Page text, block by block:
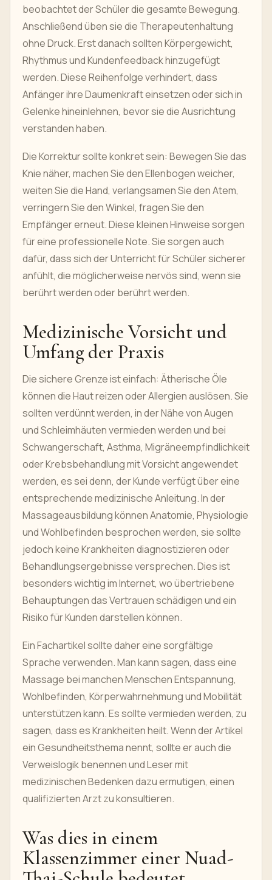
beobachtet der Schüler die gesamte Bewegung.
Anschließend üben sie die Therapeutenhaltung
ohne Druck. Erst danach sollten Körpergewicht,
Rhythmus und Kundenfeedback hinzugefügt
werden. Diese Reihenfolge verhindert, dass
Anfänger ihre Daumenkraft einsetzen oder sich in
Gelenke hineinlehnen, bevor sie die Ausrichtung
verstanden haben.
Die Korrektur sollte konkret sein: Bewegen Sie das
Knie näher, machen Sie den Ellenbogen weicher,
weiten Sie die Hand, verlangsamen Sie den Atem,
verringern Sie den Winkel, fragen Sie den
Empfänger erneut. Diese kleinen Hinweise sorgen
für eine professionelle Note. Sie sorgen auch
dafür, dass sich der Unterricht für Schüler sicherer
anfühlt, die möglicherweise nervös sind, wenn sie
berührt werden oder berührt werden.
Medizinische Vorsicht und
Umfang der Praxis
Die sichere Grenze ist einfach: Ätherische Öle
können die Haut reizen oder Allergien auslösen. Sie
sollten verdünnt werden, in der Nähe von Augen
und Schleimhäuten vermieden werden und bei
Schwangerschaft, Asthma, Migräneempfindlichkeit
oder Krebsbehandlung mit Vorsicht angewendet
werden, es sei denn, der Kunde verfügt über eine
entsprechende medizinische Anleitung. In der
Massageausbildung können Anatomie, Physiologie
und Wohlbefinden besprochen werden, sie sollte
jedoch keine Krankheiten diagnostizieren oder
Behandlungsergebnisse versprechen. Dies ist
besonders wichtig im Internet, wo übertriebene
Behauptungen das Vertrauen schädigen und ein
Risiko für Kunden darstellen können.
Ein Fachartikel sollte daher eine sorgfältige
Sprache verwenden. Man kann sagen, dass eine
Massage bei manchen Menschen Entspannung,
Wohlbefinden, Körperwahrnehmung und Mobilität
unterstützen kann. Es sollte vermieden werden, zu
sagen, dass es Krankheiten heilt. Wenn der Artikel
ein Gesundheitsthema nennt, sollte er auch die
Verweislogik benennen und Leser mit
medizinischen Bedenken dazu ermutigen, einen
qualifizierten Arzt zu konsultieren.
Was dies in einem
Klassenzimmer einer Nuad-